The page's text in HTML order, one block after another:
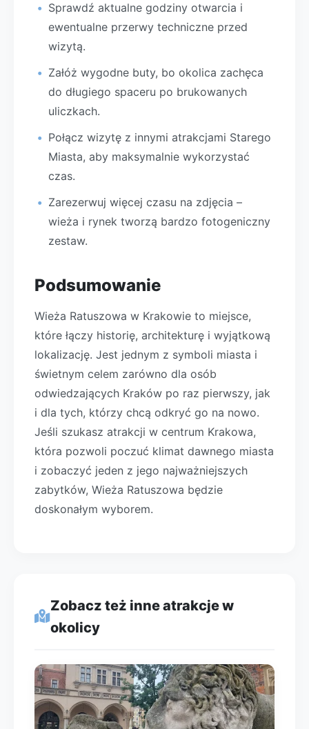
Sprawdź aktualne godziny otwarcia i
ewentualne przerwy techniczne przed
wizytą.
Załóż wygodne buty, bo okolica zachęca
do długiego spaceru po brukowanych
uliczkach.
Połącz wizytę z innymi atrakcjami Starego
Miasta, aby maksymalnie wykorzystać
czas.
Zarezerwuj więcej czasu na zdjęcia –
wieża i rynek tworzą bardzo fotogeniczny
zestaw.
Podsumowanie
Wieża Ratuszowa w Krakowie to miejsce,
które łączy historię, architekturę i wyjątkową
lokalizację. Jest jednym z symboli miasta i
świetnym celem zarówno dla osób
odwiedzających Kraków po raz pierwszy, jak
i dla tych, którzy chcą odkryć go na nowo.
Jeśli szukasz atrakcji w centrum Krakowa,
która pozwoli poczuć klimat dawnego miasta
i zobaczyć jeden z jego najważniejszych
zabytków, Wieża Ratuszowa będzie
doskonałym wyborem.
Zobacz też inne atrakcje w
okolicy